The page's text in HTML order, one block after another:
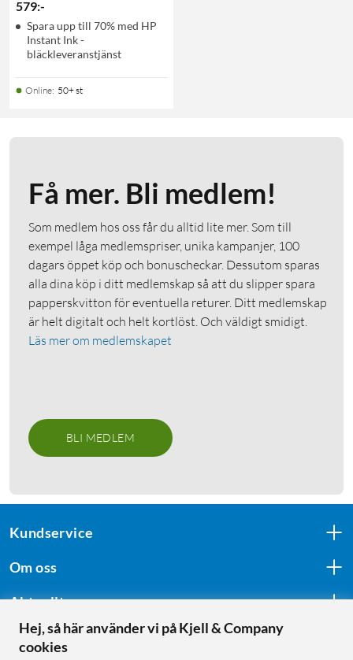
579:-
Spara upp till 70% med HP
Instant Ink -
bläckleveranstjänst
Online: 50+ st
Få mer. Bli medlem!
Som medlem hos oss får du alltid lite mer. Som till
exempel låga medlemspriser, unika kampanjer, 100
dagars öppet köp och bonuscheckar. Dessutom sparas
alla dina köp i ditt medlemskap så att du slipper spara
papperskvitton för eventuella returer. Ditt medlemskap
är helt digitalt och helt kortlöst. Och väldigt smidigt.
Läs mer om medlemskapet
BLI MEDLEM
Kundservice
Om oss
Aktuellt
Hej, så här använder vi på Kjell & Company
cookies